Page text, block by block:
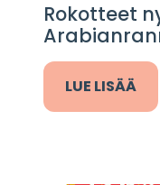
Rokotteet
LUE LISÄÄ